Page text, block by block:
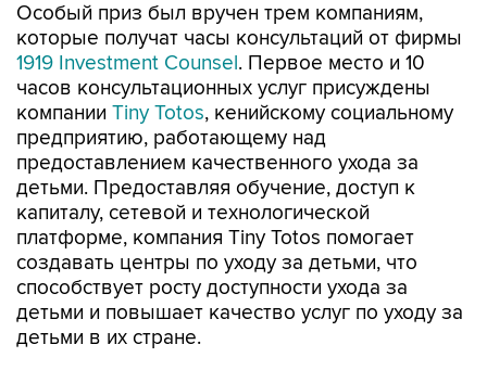
Особый приз был вручен трем компаниям,
которые получат часы консультаций от фирмы
1919 Investment Counsel. Первое место и 10
часов консультационных услуг присуждены
компании Tiny Totos, кенийскому социальному
предприятию, работающему над
предоставлением качественного ухода за
детьми. Предоставляя обучение, доступ к
капиталу, сетевой и технологической
платформе, компания Tiny Totos помогает
создавать центры по уходу за детьми, что
способствует росту доступности ухода за
детьми и повышает качество услуг по уходу за
детьми в их стране.